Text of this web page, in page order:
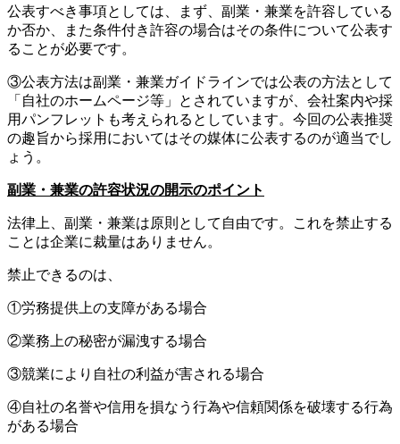
公表すべき事項としては、まず、副業・兼業を許容している
か否か、また条件付き許容の場合はその条件について公表す
ることが必要です。
③公表方法は副業・兼業ガイドラインでは公表の方法として
「自社のホームページ等」とされていますが、会社案内や採
用パンフレットも考えられるとしています。今回の公表推奨
の趣旨から採用においてはその媒体に公表するのが適当でし
ょう。
副業・兼業の許容状況の開示のポイント
法律上、副業・兼業は原則として自由です。これを禁止する
ことは企業に裁量はありません。
禁止できるのは、
①労務提供上の支障がある場合
②業務上の秘密が漏洩する場合
③競業により自社の利益が害される場合
④自社の名誉や信用を損なう行為や信頼関係を破壊する行為
がある場合